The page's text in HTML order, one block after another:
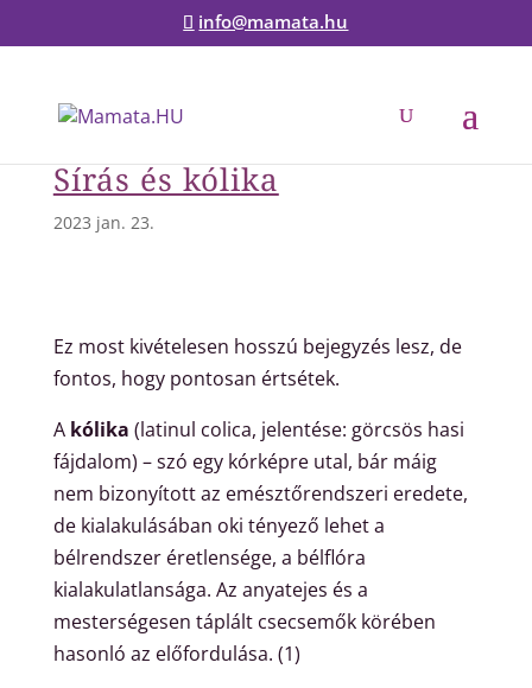
info@mamata.hu
Sírás és kólika
2023 jan. 23.
Ez most kivételesen hosszú bejegyzés lesz, de
fontos, hogy pontosan értsétek.
A kólika (latinul colica, jelentése: görcsös hasi
fájdalom) – szó egy kórképre utal, bár máig
nem bizonyított az emésztőrendszeri eredete,
de kialakulásában oki tényező lehet a
bélrendszer éretlensége, a bélflóra
kialakulatlansága. Az anyatejes és a
mesterségesen táplált csecsemők körében
hasonló az előfordulása. (1)